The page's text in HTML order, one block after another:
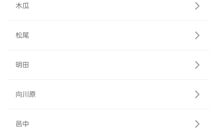
木瓜
松尾
明田
向川原
邑中